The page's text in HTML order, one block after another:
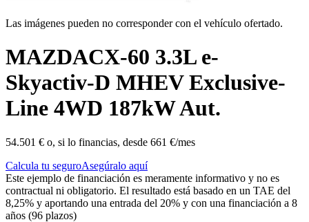
Las imágenes pueden no corresponder con el vehículo ofertado.
MAZDACX-60 3.3L e-
Skyactiv-D MHEV Exclusive-
Line 4WD 187kW Aut.
54.501 € o, si lo financias, desde 661 €/mes
Calcula tu seguroAsegúralo aquí
Este ejemplo de financiación es meramente informativo y no es
contractual ni obligatorio. El resultado está basado en un TAE del
8,25% y aportando una entrada del 20% y con una financiación a 8
años (96 plazos)